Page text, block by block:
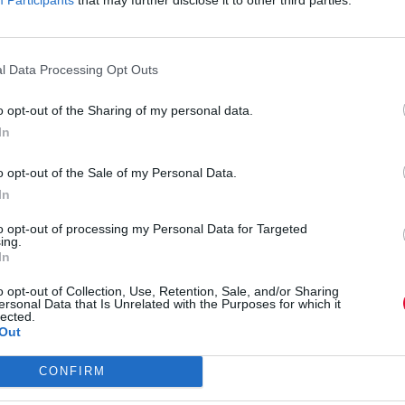
Data Processing Opt Outs
opt-out of the Sharing of my personal data.
opt-out of the Sale of my Personal Data.
opt-out of processing my Personal Data for Targeted
opt-out of Collection, Use, Retention, Sale, and/or Sharing
Data that Is Unrelated with the Purposes for which it
CONFIRM
headliners του Coachella 2025
στην πρώτη προβολή του
Grande
ΛΕΞ είναι εδώ: stream now
Akon "Akon's Beautiful Day"
νέο άλμπουμ εμπνευσμένο
Floyd
των Lady Gaga και Bruno Mars
streams πιο γρήγορα από